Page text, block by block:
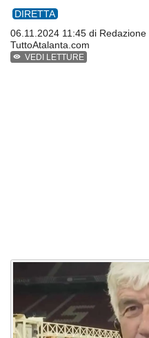
DIRETTA
06.11.2024 11:45 di Redazione
TuttoAtalanta.com
VEDI LETTURE